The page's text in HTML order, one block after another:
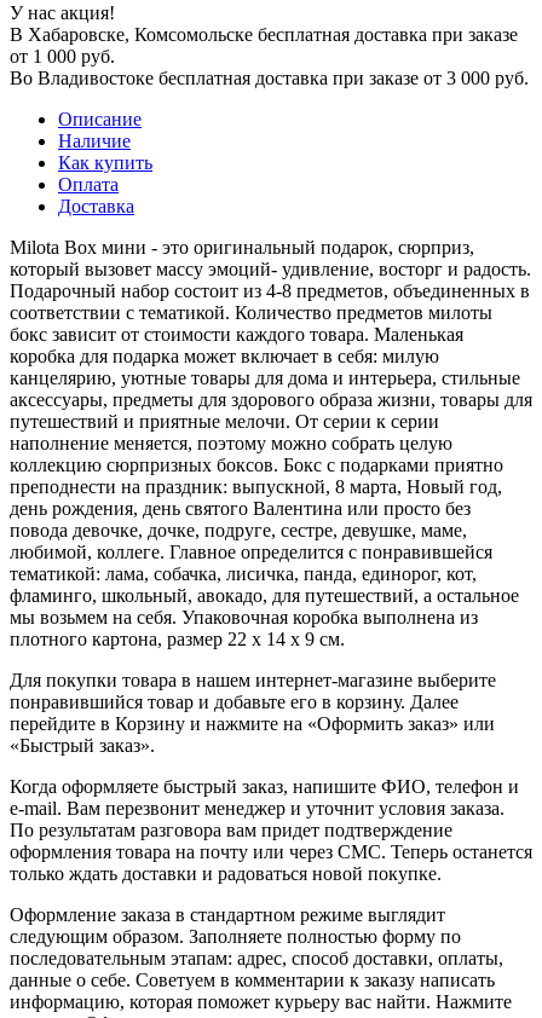
У нас акция!
В Хабаровске, Комсомольске бесплатная доставка при заказе
от 1 000 руб.
Во Владивостоке бесплатная доставка при заказе от 3 000 руб.
Описание
Наличие
Как купить
Оплата
Доставка
Milota Box мини - это оригинальный подарок, сюрприз,
который вызовет массу эмоций- удивление, восторг и радость.
Подарочный набор состоит из 4-8 предметов, объединенных в
соответствии с тематикой. Количество предметов милоты
бокс зависит от стоимости каждого товара. Маленькая
коробка для подарка может включает в себя: милую
канцелярию, уютные товары для дома и интерьера, стильные
аксессуары, предметы для здорового образа жизни, товары для
путешествий и приятные мелочи. От серии к серии
наполнение меняется, поэтому можно собрать целую
коллекцию сюрпризных боксов. Бокс с подарками приятно
преподнести на праздник: выпускной, 8 марта, Новый год,
день рождения, день святого Валентина или просто без
повода девочке, дочке, подруге, сестре, девушке, маме,
любимой, коллеге. Главное определится с понравившейся
тематикой: лама, собачка, лисичка, панда, единорог, кот,
фламинго, школьный, авокадо, для путешествий, а остальное
мы возьмем на себя. Упаковочная коробка выполнена из
плотного картона, размер 22 х 14 х 9 см.
Для покупки товара в нашем интернет-магазине выберите
понравившийся товар и добавьте его в корзину. Далее
перейдите в Корзину и нажмите на «Оформить заказ» или
«Быстрый заказ».
Когда оформляете быстрый заказ, напишите ФИО, телефон и
e-mail. Вам перезвонит менеджер и уточнит условия заказа.
По результатам разговора вам придет подтверждение
оформления товара на почту или через СМС. Теперь останется
только ждать доставки и радоваться новой покупке.
Оформление заказа в стандартном режиме выглядит
следующим образом. Заполняете полностью форму по
последовательным этапам: адрес, способ доставки, оплаты,
данные о себе. Советуем в комментарии к заказу написать
информацию, которая поможет курьеру вас найти. Нажмите